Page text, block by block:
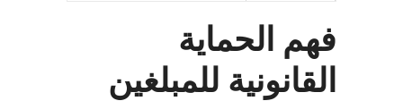
فهم الحماية
القانونية للمبلغين